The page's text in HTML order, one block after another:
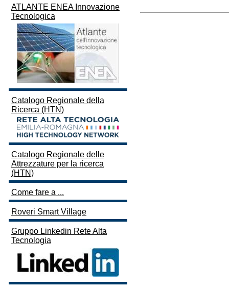
ATLANTE ENEA Innovazione
Tecnologica
Catalogo Regionale della
Ricerca (HTN)
Catalogo Regionale delle
Attrezzature per la ricerca
(HTN)
Come fare a ...
Roveri Smart Village
Gruppo Linkedin Rete Alta
Tecnologia